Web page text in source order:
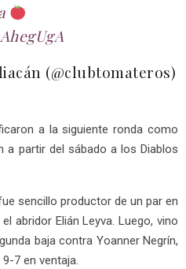
(@clubtomateros)
a la siguiente ronda como
a partir del sábado a los Diablos
sencillo productor de un par en
abridor Elián Leyva. Luego, vino
baja contra Yoanner Negrín,
7 en ventaja.